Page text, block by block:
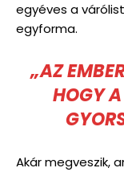
egyéves a
egyforma.
„AZ
HOGY
Akár megveszik,